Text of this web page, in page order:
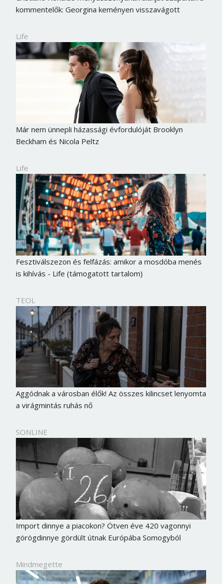
kommentelők: Georgina keményen visszavágott
Life
Már nem ünnepli házassági évfordulóját Brooklyn
Beckham és Nicola Peltz
Life
Fesztiválszezon és felfázás: amikor a mosdóba menés
is kihívás - Life (támogatott tartalom)
TEOL
Aggódnak a városban élők! Az összes kilincset lenyomta
a virágmintás ruhás nő
SONLINE
Import dinnye a piacokon? Ötven éve 420 vagonnyi
görögdinnye gördült útnak Európába Somogyból
Mindmegette
Borsonline bejelentkezés